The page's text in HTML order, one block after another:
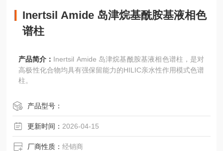
Inertsil Amide 岛津烷基酰胺基液相色
谱柱
产品简介： Inertsil Amide 岛津烷基酰胺基液相色谱柱，是对
高极性化合物均具有强保留能力的HILIC亲水性作用模式色谱
柱。
产品型号：
更新时间： 2026-04-15
厂商性质：经销商